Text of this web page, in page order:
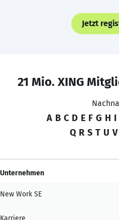
Jetzt
21 Mio. XING
A B C D E F G H I
Q R S T U V
Unternehmen
New Work SE
Karriere